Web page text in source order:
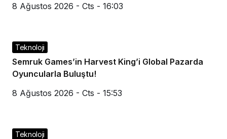
8 Ağustos 2026 - Cts - 16:03
Teknoloji
Semruk Games’in Harvest King’i Global Pazarda
Oyuncularla Buluştu!
8 Ağustos 2026 - Cts - 15:53
Teknoloji